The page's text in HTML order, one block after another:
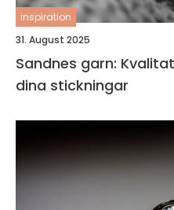
inspiration
31. August 2025
Sandnes garn:
dina stickningar